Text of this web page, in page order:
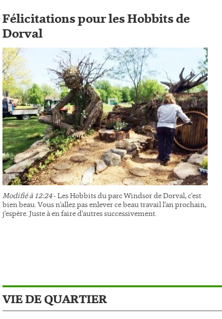
Félicitations pour les Hobbits de
Dorval
Modifié à 12:24- Les Hobbits du parc Windsor de Dorval, c'est
bien beau. Vous n'allez pas enlever ce beau travail l'an prochain,
j'espère. Juste à en faire d'autres successivement.
VIE DE QUARTIER